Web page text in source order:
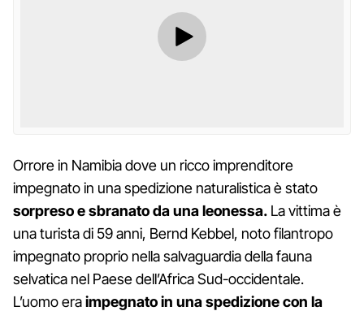
Orrore in Namibia dove un ricco imprenditore
impegnato in una spedizione naturalistica è stato
sorpreso e sbranato da una leonessa. La vittima è
una turista di 59 anni, Bernd Kebbel, noto filantropo
impegnato proprio nella salvaguardia della fauna
selvatica nel Paese dell’Africa Sud-occidentale.
L’uomo eraimpegnato in una spedizione con la